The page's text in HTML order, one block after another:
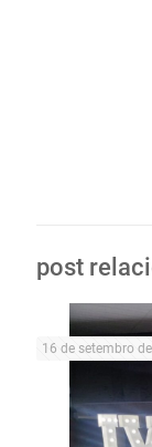
post
16 de setembro